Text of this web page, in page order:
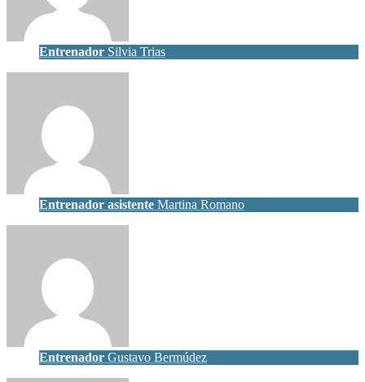
Entrenador Silvia Trias
Entrenador asistente Martina Romano
Entrenador Gustavo Bermúdez